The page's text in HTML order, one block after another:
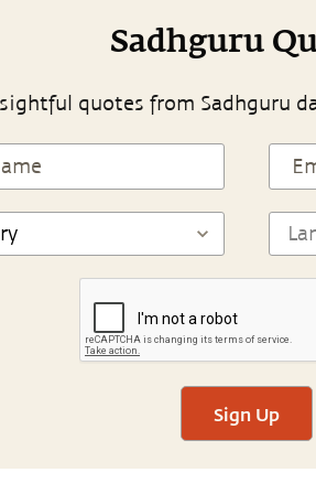
Sadhguru
quotes from Sadhguru
Sign Up